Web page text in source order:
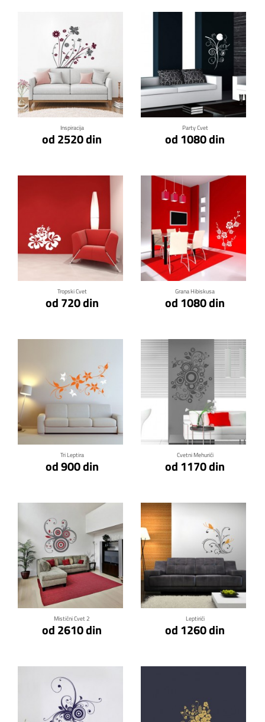
Inspiracija
od 2520 din
Klikni za detalje
Party Cvet
od 1080 din
Klikni za detalje
Tropski Cvet
od 720 din
Klikni za detalje
Grana Hibiskusa
od 1080 din
Klikni za detalje
Tri Leptira
od 900 din
Klikni za detalje
Cvetni Mehurići
od 1170 din
Klikni za detalje
Mistični Cvet 2
od 2610 din
Klikni za detalje
Leptirići
od 1260 din
Klikni za detalje